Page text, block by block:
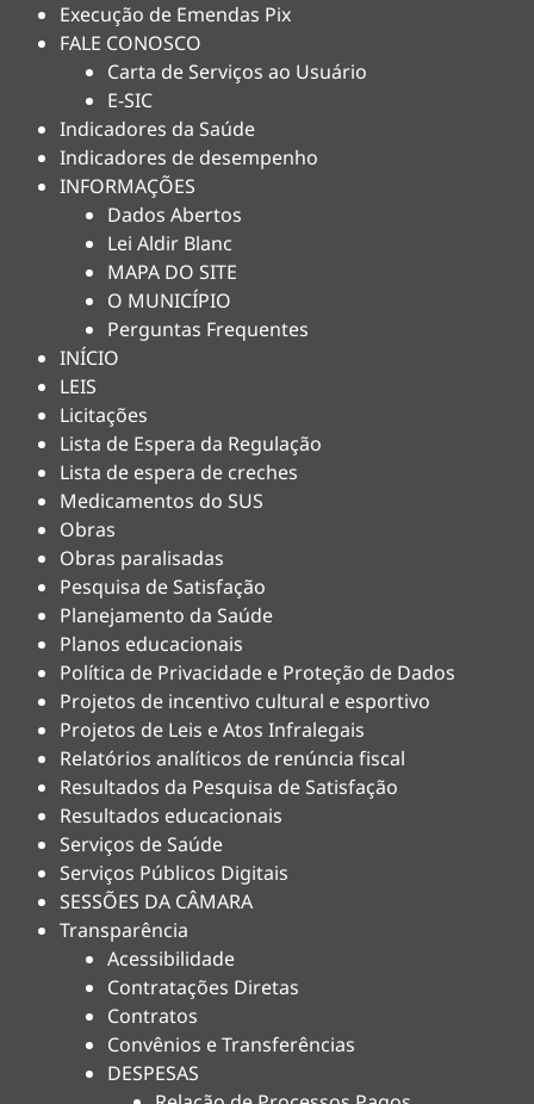
Execução de Emendas Pix
FALE CONOSCO
Carta de Serviços ao Usuário
E-SIC
Indicadores da Saúde
Indicadores de desempenho
INFORMAÇÕES
Dados Abertos
Lei Aldir Blanc
MAPA DO SITE
O MUNICÍPIO
Perguntas Frequentes
INÍCIO
LEIS
Licitações
Lista de Espera da Regulação
Lista de espera de creches
Medicamentos do SUS
Obras
Obras paralisadas
Pesquisa de Satisfação
Planejamento da Saúde
Planos educacionais
Política de Privacidade e Proteção de Dados
Projetos de incentivo cultural e esportivo
Projetos de Leis e Atos Infralegais
Relatórios analíticos de renúncia fiscal
Resultados da Pesquisa de Satisfação
Resultados educacionais
Serviços de Saúde
Serviços Públicos Digitais
SESSÕES DA CÂMARA
Transparência
Acessibilidade
Contratações Diretas
Contratos
Convênios e Transferências
DESPESAS